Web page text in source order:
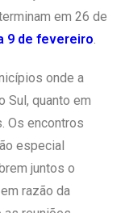
em 26 de
9 de fevereiro
onde a
Sul, quanto em
Os encontros
especial
juntos o
razão da